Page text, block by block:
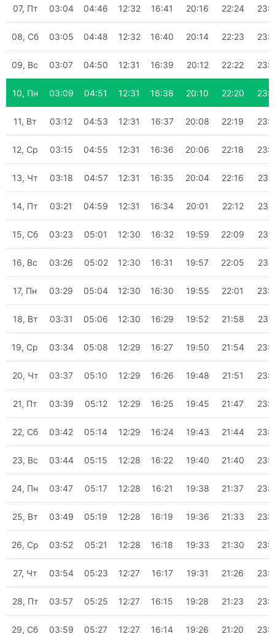
07, Пт 03:04 04:46 12:32 16:41 20:16 22:24
08, Сб 03:05 04:48 12:32 16:40 20:14 22:23
09, Вс 03:07 04:50 12:31 16:39 20:12 22:22
10, Пн 03:09 04:51 12:31 16:38 20:10 22:20
11, Вт 03:12 04:53 12:31 16:37 20:08 22:19
12, Ср 03:15 04:55 12:31 16:36 20:06 22:18
13, Чт 03:18 04:57 12:31 16:35 20:04 22:16
14, Пт 03:21 04:59 12:31 16:34 20:01 22:12
15, Сб 03:23 05:01 12:30 16:32 19:59 22:09
16, Вс 03:26 05:02 12:30 16:31 19:57 22:05
17, Пн 03:29 05:04 12:30 16:30 19:55 22:01
18, Вт 03:31 05:06 12:30 16:29 19:52 21:58
19, Ср 03:34 05:08 12:29 16:27 19:50 21:54
20, Чт 03:37 05:10 12:29 16:26 19:48 21:51
21, Пт 03:39 05:12 12:29 16:25 19:45 21:47
22, Сб 03:42 05:14 12:29 16:24 19:43 21:44
23, Вс 03:44 05:15 12:28 16:22 19:40 21:40
24, Пн 03:47 05:17 12:28 16:21 19:38 21:37
25, Вт 03:49 05:19 12:28 16:19 19:36 21:33
26, Ср 03:52 05:21 12:28 16:18 19:33 21:30
27, Чт 03:54 05:23 12:27 16:17 19:31 21:26
28, Пт 03:57 05:25 12:27 16:15 19:28 21:23
29, Сб 03:59 05:27 12:27 16:14 19:26 21:20